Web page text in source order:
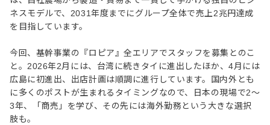
ネスモデルで、2031年度までにグループ全体で売上2兆円達成
を目指しています。
今回、基幹事業の『ロピア』全エリアでスタッフを募集とのこ
と。2026年2月には、台湾に続きタイに進出したほか、4月には
広島に初進出、出店計画は順調に進行しています。国内外とも
に多くのポストが生まれるタイミングなので、日本の現場で2〜
3年、「商売」を学び、その先には海外勤務という大きな選択
肢も。